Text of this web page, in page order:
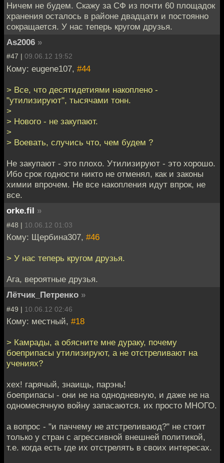
Ничем не будем. Скажу за СФ из почти 60 площадок
хранения осталось в районе двадцати и постоянно
сокращается. У нас теперь кругом друзья.
As2006 »
#47 | 09.06.12 19:52
Кому: eugene107, #44
> Все, что десятидетиями накоплено -
"утилизируют", тысячами тонн.
>
> Нового - не закупают.
>
> Воевать, случись что, чем будем ?
Не закупают - это плохо. Утилизируют - это хорошо.
Ибо срок годности никто не отменял, как и законы
химии впрочем. Не все накопления идут впрок, не
все.
orke.fil »
#48 | 10.06.12 01:03
Кому: Щербина307, #46
> У нас теперь кругом друзья.
Ага, вероятные друзья.
Лётчик_Петренко »
#49 | 10.06.12 02:46
Кому: местный, #18
> Камрады, а обясните мне дураку, почему
боеприпасы утилизируют, а не отстреливают на
учениях?
хех! гарячый, знаищь, парэнь!
боеприпасы - они не на однодневную, и даже не на
одномесячную войну запасаются. их просто МНОГО.
а вопрос - "и паччему не атстреливаюд?" не стоит
только у стран с агрессивной внешней политикой,
т.е. когда есть где их отстрелять в своих интересах.